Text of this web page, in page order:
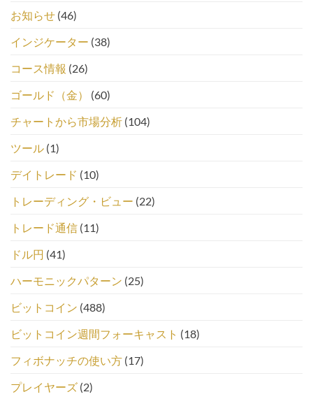
お知らせ (46)
インジケーター (38)
コース情報 (26)
ゴールド（金）
(60)
チャートから市場分析 (104)
ツール (1)
デイトレード (10)
トレーディング・ビュー (22)
トレード通信 (11)
ドル円 (41)
ハーモニックパターン (25)
ビットコイン (488)
ビットコイン週間フォーキャスト (18)
フィボナッチの使い方 (17)
プレイヤーズ (2)